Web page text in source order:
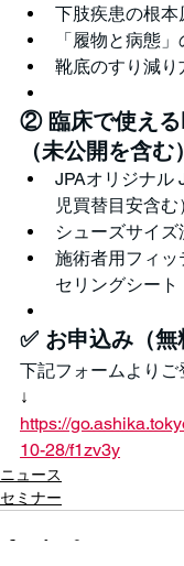
下肢疾患の根本
「履物と病態
靴底のすり減
② 臨床で使える
（未公開を含む）
JPAオリジナル
児買替目安含む
シューズサイズ
施術者用フィ
セリングシート
✅ お申込み（無
下記フォームよりご
↓
https://
10-28/f1zv3y
ニュース
セミナー